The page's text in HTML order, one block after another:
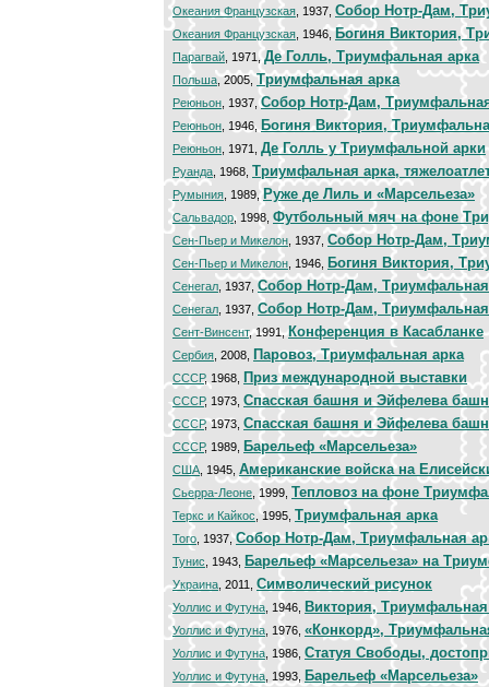
Океания Французская , 1937, Cобор Нотр-Дам,
Океания Французская , 1946,Богиня Виктория,
Парагвай , 1971,Де Голль, Триумфальная арка
Польша , 2005,Триумфальная арка
Реюньон , 1937, Cобор Нотр-Дам,
Реюньон , 1946, Богиня Виктория,
Реюньон , 1971, Де Голль у Триумфальной арки
Руанда , 1968, Триумфальная арка,
Румыния , 1989,Руже де Лиль и «Марсельеза»
Сальвадор, 1998, Футбольный мяч на фоне
Сен-Пьер и Микелон , 1937, Cобор Нотр-Дам,
Сен-Пьер и Микелон , 1946, Богиня Виктория,
Сенегал , 1937, Cобор Нотр-Дам,
Сенегал , 1937, Cобор Нотр-Дам,
Сент-Винсент, 1991,Конференция в Касабланке
Сербия , 2008, Паровоз, Триумфальная арка
СССР, 1968, Приз международной выставки
СССР, 1973, Спасская башня и Эйфелева
СССР, 1973, Спасская башня и Эйфелева
СССР, 1989, Барельеф «Марсельеза»
США , 1945, Американские войска на
Сьерра-Леоне , 1999, Тепловоз на фоне
Теркс и Кайкос , 1995, Триумфальная арка
Того , 1937,Cобор Нотр-Дам, Триумфальная
Тунис , 1943, Барельеф «Марсельеза» на
Украина , 2011, Символический рисунок
Уоллис и Футуна , 1946, Виктория, Триумфальная
Уоллис и Футуна , 1976, «Конкорд»,
Уоллис и Футуна , 1986, Статуя Свободы,
Уоллис и Футуна , 1993, Барельеф «Марсельеза»